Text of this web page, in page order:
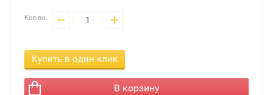
Кол-во: − +
Купить в один клик
В корзину